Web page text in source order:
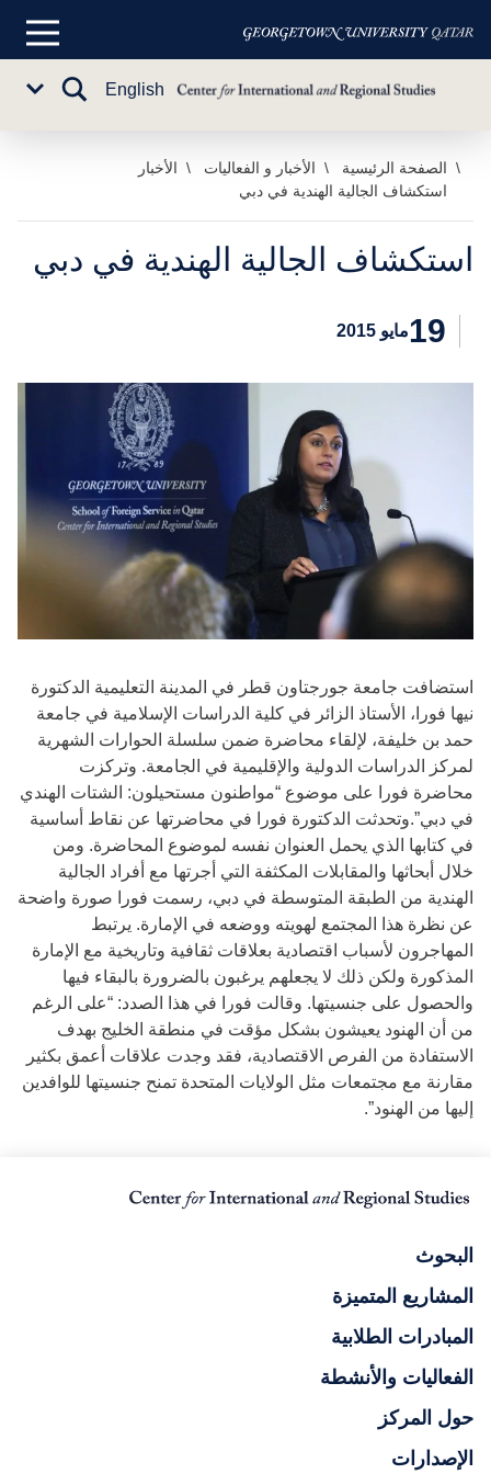
تخطي
المحتوى
الرئيسي
القائمة
English
تبديل
الصفحة الرئيسية الأخبار و الفعاليات
الأخبار
استكشاف الجالية الهندية في دبي
استكشاف الجالية الهندية في دبي
19مايو 2015
استضافت جامعة جورجتاون قطر في المدينة التعليمية الدكتورة
نيها فورا، الأستاذ الزائر في كلية الدراسات الإسلامية في جامعة
حمد بن خليفة، لإلقاء محاضرة ضمن سلسلة الحوارات الشهرية
لمركز الدراسات الدولية والإقليمية في الجامعة. وتركزت
محاضرة فورا على موضوع “مواطنون مستحيلون: الشتات الهندي
في دبي”.وتحدثت الدكتورة فورا في محاضرتها عن نقاط أساسية
في كتابها الذي يحمل العنوان نفسه لموضوع المحاضرة. ومن
خلال أبحاثها والمقابلات المكثفة التي أجرتها مع أفراد الجالية
الهندية من الطبقة المتوسطة في دبي، رسمت فورا صورة واضحة
عن نظرة هذا المجتمع لهويته ووضعه في الإمارة. يرتبط
المهاجرون لأسباب اقتصادية بعلاقات ثقافية وتاريخية مع الإمارة
المذكورة ولكن ذلك لا يجعلهم يرغبون بالضرورة بالبقاء فيها
والحصول على جنسيتها. وقالت فورا في هذا الصدد: “على الرغم
من أن الهنود يعيشون بشكل مؤقت في منطقة الخليج بهدف
الاستفادة من الفرص الاقتصادية، فقد وجدت علاقات أعمق بكثير
مقارنة مع مجتمعات مثل الولايات المتحدة تمنح جنسيتها للوافدين
إليها من الهنود”.
البحوث
المشاريع المتميزة
المبادرات الطلابية
الفعاليات والأنشطة
حول المركز
الإصدارات